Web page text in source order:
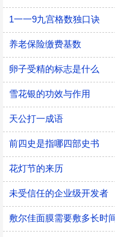
1一一9九宫格数独口诀
养老保险缴费基数
卵子受精的标志是什么
雪花银的功效与作用
天公打一成语
前四史是指哪四部史书
花灯节的来历
未受信任的企业级开发者
敷尔佳面膜需要敷多长时